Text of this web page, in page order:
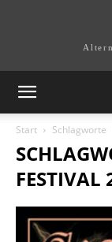
Start Schlagworte
FESTIVAL